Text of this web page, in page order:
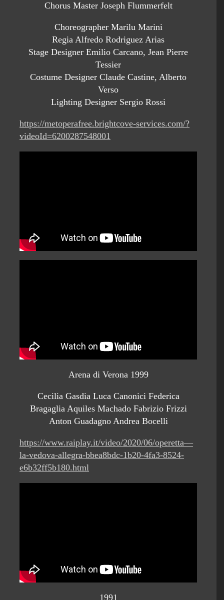
Chorus Master Joseph Flummerfelt
Choreographer Marilu Marini
Regia Alfredo Rodriguez Arias
Stage Designer Emilio Carcano, Jean Pierre
Tessier
Costume Designer Claude Castine, Alberto
Verso
Lighting Designer Sergio Rossi
https://metoperafree.brightcove-services.com/?
videoId=6200287548001
Arena di Verona 1999
Cecilia Gasdia Luca Canonici Federica
Bragaglia Aquiles Machado Fabrizio Frizzi
Anton Guadagno Andrea Bocelli
https://www.raiplay.it/video/2020/06/operetta—
la-vedova-allegra-bbea8bdc-1b20-4fa3-8524-
e6b32ff5b180.html
1991